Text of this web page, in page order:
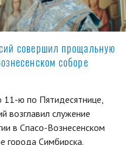
совершил прощальную
соборе
ю по Пятидесятнице,
возглавил служение
в Спасо-Вознесенском
города Симбирска.